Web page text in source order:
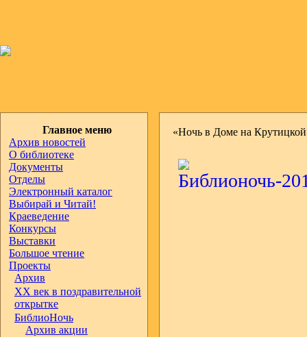
Главное меню
Архив новостей
О библиотеке
Документы
Отделы
Электронный каталог
Выбирай и Читай!
Краеведение
Конкурсы
Выставки
Большое чтение
Проекты
Архив
ХХ век в поздравительной
открытке
БиблиоНочь
Архив акции
«Ночь в Доме на